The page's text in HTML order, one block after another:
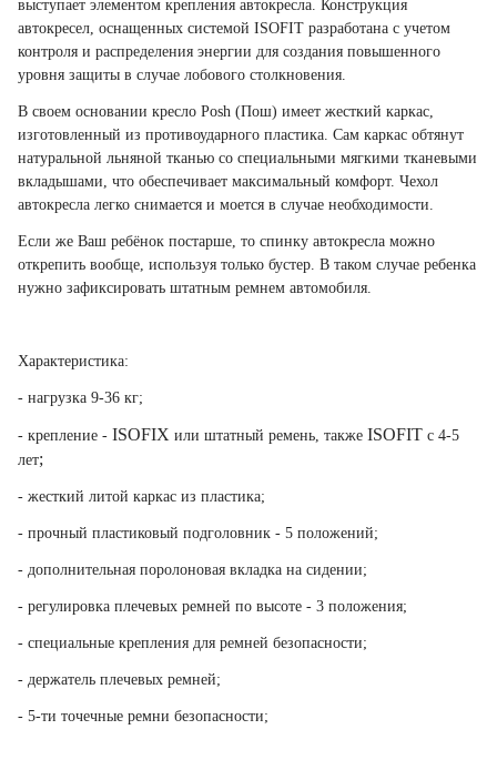
выступает элементом крепления автокресла. Конструкция
автокресел, оснащенных системой ISOFIT разработана с учетом
контроля и распределения энергии для создания повышенного
уровня защиты в случае лобового столкновения.
В своем основании кресло Posh (Пош) имеет жесткий каркас,
изготовленный из противоударного пластика. Сам каркас обтянут
натуральной льняной тканью со специальными мягкими тканевыми
вкладышами, что обеспечивает максимальный комфорт. Чехол
автокресла легко снимается и моется в случае необходимости.
Если же Ваш ребёнок постарше, то спинку автокресла можно
открепить вообще, используя только бустер. В таком случае ребенка
нужно зафиксировать штатным ремнем автомобиля.
Характеристика:
- нагрузка 9-36 кг;
- крепление - ISOFIX или штатный ремень, также ISOFIT с 4-5
лет;
- жесткий литой каркас из пластика;
- прочный пластиковый подголовник - 5 положений;
- дополнительная поролоновая вкладка на сидении;
- регулировка плечевых ремней по высоте - 3 положения;
- специальные крепления для ремней безопасности;
- держатель плечевых ремней;
- 5-ти точечные ремни безопасности;